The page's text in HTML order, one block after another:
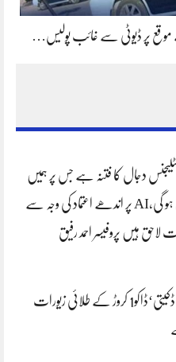
کے موقع پر ڈیوٹی سے غائب پولیس…
دجال کا فتنہ ہے جس پر ہمیں
فتح حاصل ہو گی،AI پر اندھے اعتماد کی وجہ سے
لاحق ہیں پروفیسر احمد رفیق
کلرسیداں ڈکیتی‘ڈاکو1 کروڑ کے طلائی زیورات